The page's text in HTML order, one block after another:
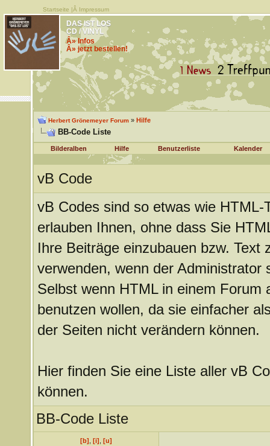
Startseite |Â Impressum
DAS IST LOS
CD / VINYL
Â» Infos
Â» jetzt bestellen!
Herbert Grönemeyer Forum» Hilfe
BB-Code Liste
Bilderalben Hilfe Benutzerliste Kalender
vB Code
vB Codes sind so etwas wie
erlauben Ihnen, ohne dass Sie
Ihre Beiträge einzubauen bzw.
verwenden, wenn der
Selbst wenn HTML in einem
benutzen wollen, da sie einfacher
der Seiten nicht verändern können.
Hier finden Sie eine Liste aller vB
können.
BB-Code Liste
[b] [i] [u]